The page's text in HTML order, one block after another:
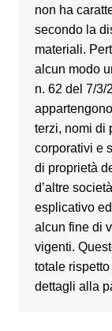
non ha
secondo la
materiali.
alcun modo
n. 62 del 7/3/
terzi, nomi di
corporativi e
di proprietà
d’altre
esplicativo
alcun fine di
vigenti.
totale
dettagli alla